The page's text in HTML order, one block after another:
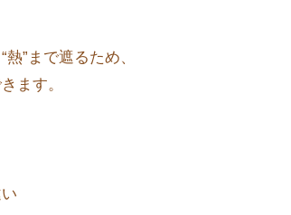
”まで遮るため、
ます。